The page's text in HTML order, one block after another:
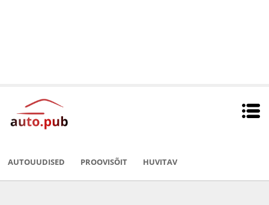
AUTOUUDISED PROOVISÕIT HUVITAV